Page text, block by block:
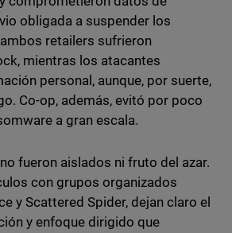
obligada a suspender los
retailers sufrieron
mientras los atacantes
personal, aunque, por suerte,
Co-op, además, evitó por poco
a gran escala.
fueron aislados ni fruto del azar.
con grupos organizados
y Scattered Spider, dejan claro el
y enfoque dirigido que